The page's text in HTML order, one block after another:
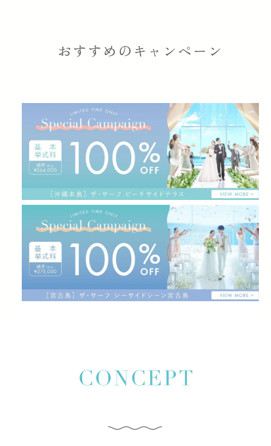
ロケーション
料理
ウエディングプラン
ウエディングフォト
おすすめのキャンペーン